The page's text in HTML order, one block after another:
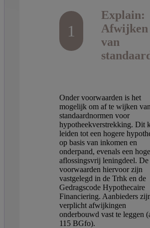
1
Explain:
Afwijken
van
Onder voorwaarden is het
mogelijk om af te wijken
standaardnormen voor
hypotheekverstrekking. Dit
leiden tot een hogere
op basis van inkomen en
onderpand, evenals een
aflossingsvrij leningdeel. De
voorwaarden hiervoor zijn
vastgelegd in de Trhk en de
Gedragscode Hypothecaire
Financiering. Aanbieders
verplicht afwijkingen
onderbouwd vast te leggen
115 BGfo).